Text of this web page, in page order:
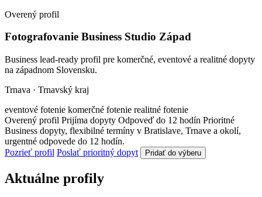
Overený profil
Fotografovanie Business Studio Západ
Business lead-ready profil pre komerčné, eventové a realitné dopyty
na západnom Slovensku.
Trnava · Trnavský kraj
eventové fotenie komerčné fotenie realitné fotenie
Overený profil Prijíma dopyty Odpoveď do 12 hodín Prioritné
Business dopyty, flexibilné termíny v Bratislave, Trnave a okolí,
urgentné odpovede do 12 hodín.
Pozrieť profil Poslať prioritný dopyt Pridať do výberu
Aktuálne profily